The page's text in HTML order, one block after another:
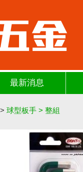
最新消息
> 球型板手 > 整組